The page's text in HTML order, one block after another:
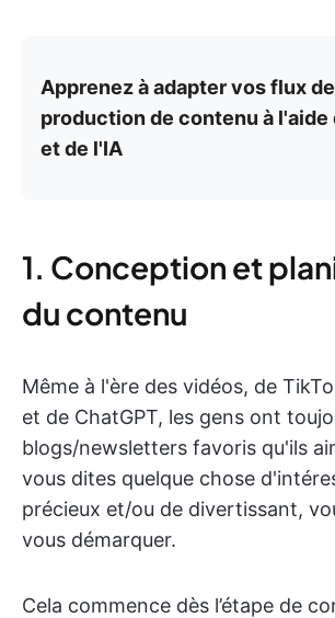
Apprenez à adapter vos flux
production de contenu à l'aide
et de l'IA
1. Conception et
du contenu
Même à l'ère des vidéos, de
et de ChatGPT, les gens ont
blogs/newsletters favoris qu'ils
vous dites quelque chose
précieux et/ou de divertissant,
vous démarquer.
Cela commence dès l’étape de